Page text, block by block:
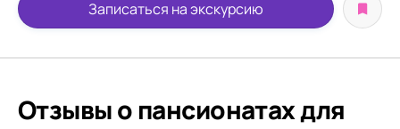
Записаться на экскурсию
Отзывы о пансионатах для